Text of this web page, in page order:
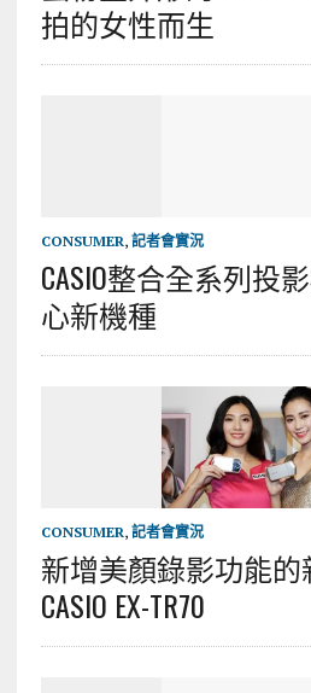
拍的女性而生
CONSUMER, 記者會實況
CASIO整合全系列投
心新機種
CONSUMER, 記者會實況
新增美顏錄影功能
CASIO EX-TR70